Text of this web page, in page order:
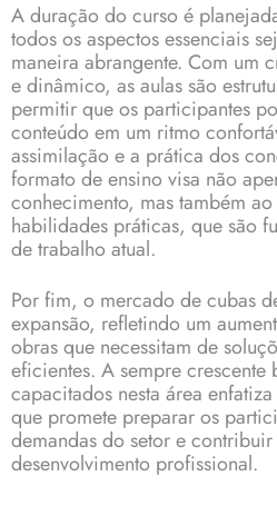
A duração do curso é
todos os aspectos essenciais
maneira abrangente. Com um
e dinâmico, as aulas são
permitir que os participantes
conteúdo em um ritmo
assimilação e a prática dos
formato de ensino visa não
conhecimento, mas também
habilidades práticas, que são
de trabalho atual.
Por fim, o mercado de cubas
expansão, refletindo um
obras que necessitam de
eficientes. A sempre
capacitados nesta área
que promete preparar os
demandas do setor e contribuir
desenvolvimento profissional.